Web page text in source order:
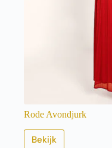
Rode Avondjurk
Bekijk